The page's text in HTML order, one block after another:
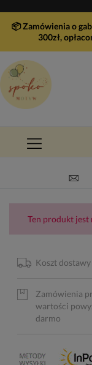
📦 Zamówienia o
300zł,
Ten produkt jest
Koszt dostawy
Zamówienia
wartości
darmo